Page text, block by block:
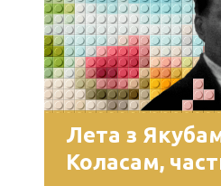
Лета з
Коласам,